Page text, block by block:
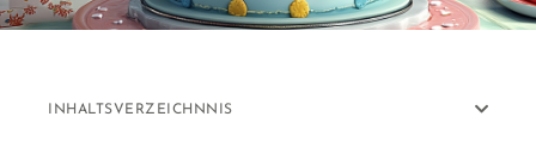
INHALTSVERZEICHNNIS